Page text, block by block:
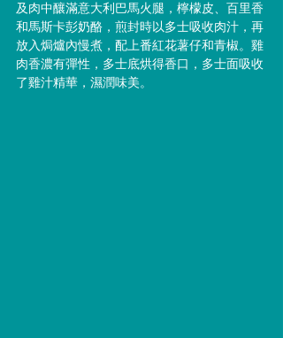
及肉中釀滿意大利巴馬火腿，檸檬皮、百里香
和馬斯卡彭奶酪，煎封時以多士吸收肉汁，再
放入焗爐內慢煮，配上番紅花薯仔和青椒。雞
肉香濃有彈性，多士底烘得香口，多士面吸收
了雞汁精華，濕潤味美。